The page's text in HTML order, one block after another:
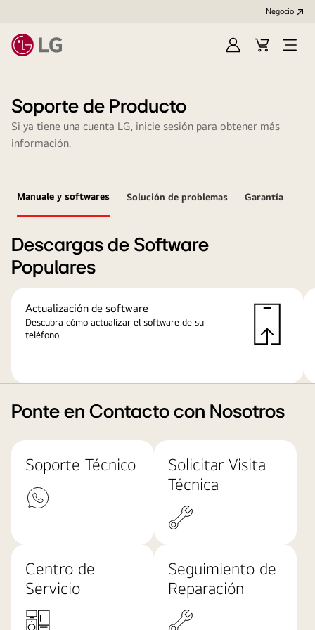
Negocio
RegístrateCarritoOpen
Soporte de Producto
Si ya tiene una cuenta LG, inicie sesión para obtener más
información.
Manuale y softwares Solución de problemas Garantía
Descargas de Software
Populares
Actualización de software
Descubra cómo actualizar el software de su
teléfono.
Ponte en Contacto con Nosotros
Soporte Técnico
Solicitar Visita
Técnica
Centro de
Servicio
Seguimiento de
Reparación